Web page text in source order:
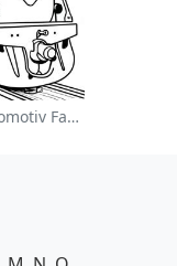
Farverig Tog Lokomotiv Farvelægningsside